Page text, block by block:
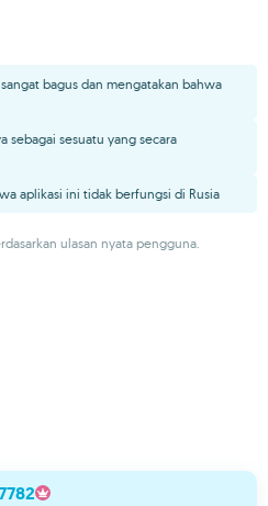
bagus dan mengatakan bahwa
sebagai sesuatu yang secara
aplikasi ini tidak berfungsi di Rusia
ulasan nyata pengguna.